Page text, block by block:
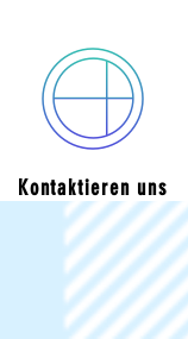
Kontaktieren uns